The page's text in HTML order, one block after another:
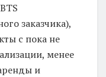
заказчика),
с пока не
менее
и